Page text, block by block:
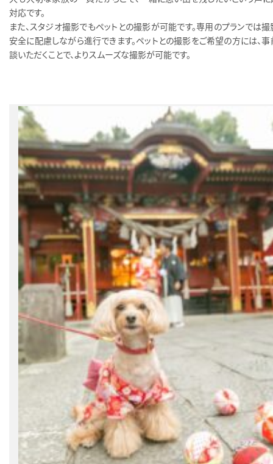
対応です。
また、スタジオ撮影でもペットとの撮影が可能です。専用のプランでは
安全に配慮しながら進行できます。ペットとの撮影をご希望の方には、
談いただくことで、よりスムーズな撮影が可能です。